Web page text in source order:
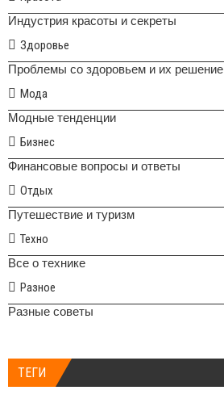
Индустрия красоты и секреты
Здоровье
Проблемы со здоровьем и их решение
Мода
Модные тенденции
Бизнес
Финансовые вопросы и ответы
Отдых
Путешествие и туризм
Техно
Все о технике
Разное
Разные советы
ТЕГИ